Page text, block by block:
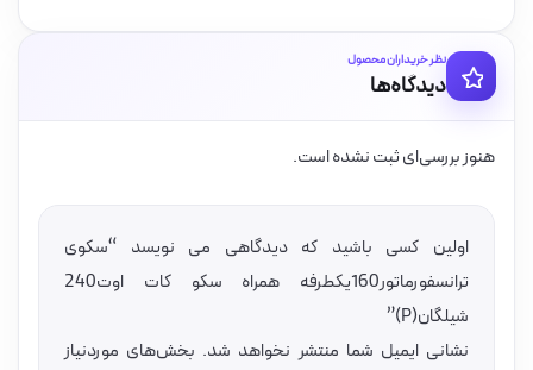
نظر خریداران محصول
دیدگاه‌ها
هنوز بررسی‌ای ثبت نشده است.
اولین کسی باشید که دیدگاهی می نویسد “سکوی
ترانسفورماتور160یکطرفه همراه سکو کات اوت240
شیلگان(P)”
نشانی ایمیل شما منتشر نخواهد شد. بخش‌های موردنیاز